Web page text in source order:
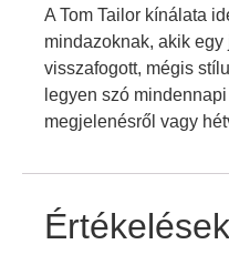
A Tom Tailor kínálata
mindazoknak, akik
visszafogott, mégis
legyen szó
megjelenésről vagy
Értékelések